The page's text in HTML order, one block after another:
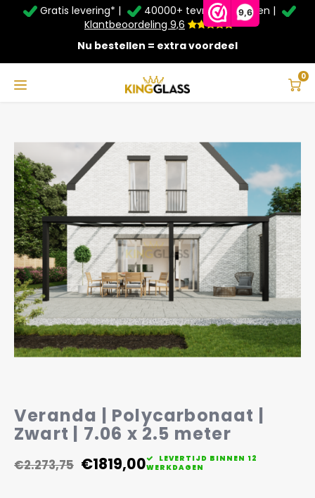
9,6
Service & Contact
Bezorging
Afhalen
Montage
Betaalmethoden
Garantie
Veelgestelde vragen
Taal
Deutsch
Gratis levering* |
40000+ tevreden klanten |
Klantbeoordeling 9,6
Nu bestellen = extra voordeel
0
Zomer Deals: Tot 20% kortingop schuifwanden en
veranda's +€20extra kassa korting*
Veranda | Polycarbonaat | Zwart | 7.06 x 2.5 meter
Veranda | Polycarbonaat |
Zwart | 7.06 x 2.5 meter
€2.273,75 €1819,00
LEVERTIJD BINNEN 12
WERKDAGEN